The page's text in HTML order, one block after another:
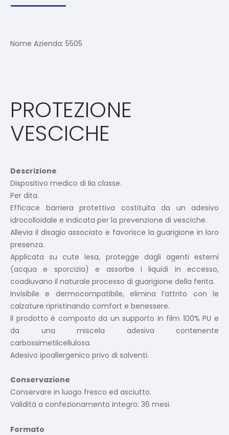
Nome Azienda: 5505
PROTEZIONE
VESCICHE
Descrizione
Dispositivo medico di IIa classe.
Per dita.
Efficace barriera protettiva costituita da un adesivo
idrocolloidale e indicata per la prevenzione di vesciche.
Allevia il disagio associato e favorisce la guarigione in loro
presenza.
Applicata su cute lesa, protegge dagli agenti esterni
(acqua e sporcizia) e assorbe i liquidi in eccesso,
coadiuvano il naturale processo di guarigione della ferita.
Invisibile e dermocompatibile, elimina l’attrito con le
calzature ripristinando comfort e benessere.
Il prodotto è composto da un supporto in film 100% PU e
da una miscela adesiva contenente
carbossimetilcellulosa.
Adesivo ipoallergenico privo di solventi.
Conservazione
Conservare in luogo fresco ed asciutto.
Validità a confezionamento integro: 36 mesi.
Formato